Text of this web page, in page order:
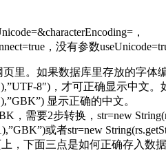
，
，没有参数
里。如果数据库里存放的字体
8″)，才可正确显示中
显示正确的中文。
需要2步转换，str=new
或者str=new
，下面三点是如何正确存入数据